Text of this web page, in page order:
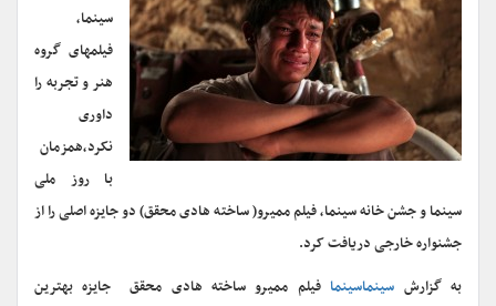
سینما،
فیلمهای گروه
هنر و تجربه را
داوری
نکرد،همزمان
با روز ملی
سینما و جشن خانه سینما، فیلم ممیرو( ساخته هادی محقق) دو جایزه اصلی را از
جشنواره خارجی دریافت کرد.
به گزارش سینماسینمافیلم ممیرو ساخته هادی محقق جایزه بهترین